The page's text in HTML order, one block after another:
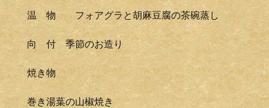
温 物 フォアグラと胡麻豆腐の茶碗蒸し
向 付 季節のお造り
焼き物
巻き湯葉の山椒焼き